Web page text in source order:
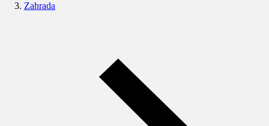
Zahrada